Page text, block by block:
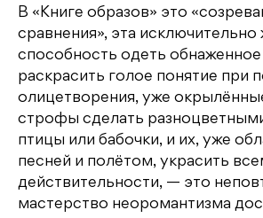
В «Книге образов» это
сравнения», эта исключительно
способность одеть
раскрасить голое понятие при
олицетворения, уже
строфы сделать
птицы или бабочки, и их, уже
песней и полётом, украсить
действительности, — это
мастерство неоромантизма